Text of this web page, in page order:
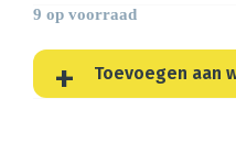
9 op voorraad
Toevoegen aan